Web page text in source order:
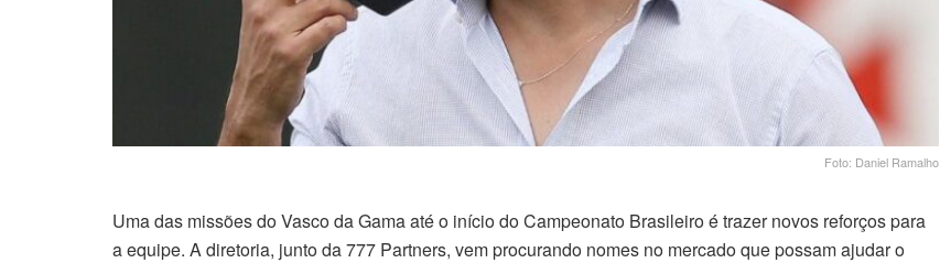
Foto: Daniel Ramalho
Uma das missões do Vasco da Gama até o início do Campeonato Brasileiro é trazer novos reforços para
a equipe. A diretoria, junto da 777 Partners, vem procurando nomes no mercado que possam ajudar o